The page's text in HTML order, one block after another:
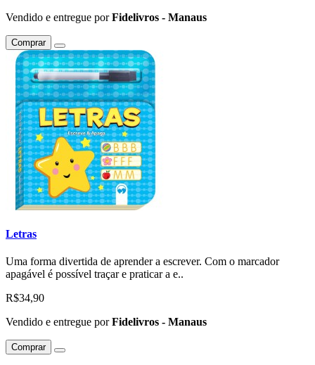
Vendido e entregue porFidelivros - Manaus
Comprar
Letras
Uma forma divertida de aprender a escrever. Com o marcador
apagável é possível traçar e praticar a e..
R$34,90
Vendido e entregue porFidelivros - Manaus
Comprar